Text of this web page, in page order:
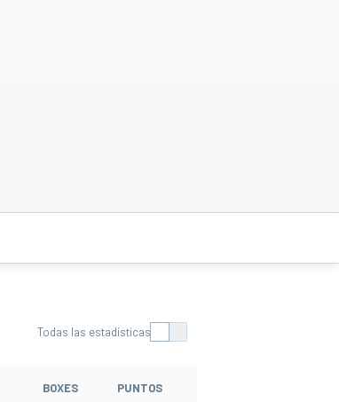
Todas las estadísticas
BOXES PUNTOS